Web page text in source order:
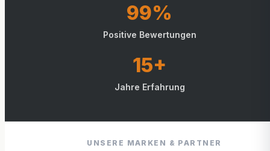
99%
Positive Bewertungen
15+
Jahre Erfahrung
UNSERE MARKEN & PARTNER